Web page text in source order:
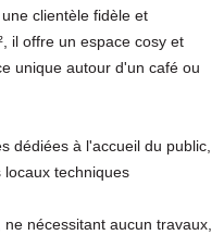
clientèle fidèle et
il offre un espace cosy et
unique autour d'un café ou
dédiées à l'accueil du public,
techniques
nécessitant aucun travaux,